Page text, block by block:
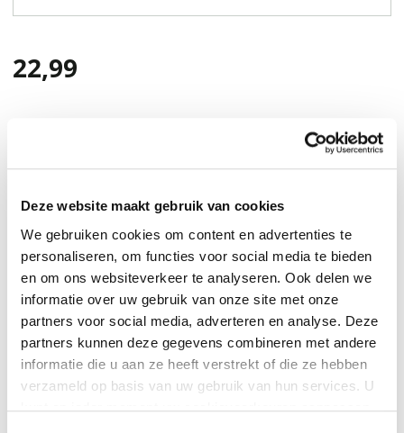
Deze website maakt gebruik van cookies
We gebruiken cookies om content en advertenties te
personaliseren, om functies voor social media te bieden
en om ons websiteverkeer te analyseren. Ook delen we
informatie over uw gebruik van onze site met onze
partners voor social media, adverteren en analyse. Deze
partners kunnen deze gegevens combineren met andere
informatie die u aan ze heeft verstrekt of die ze hebben
verzameld op basis van uw gebruik van hun services. U
kunt op ieder moment uw cookievoorkeuren aanpassen
22,99
Een lijk in een peperduur pak, met een nog duurder
horloge, gevonden naast een drukke laan in Brussel. De
dode blijkt een wereldberoemde beverdeskundige te
zijn en koes­tert in het geheim extreemrechtse